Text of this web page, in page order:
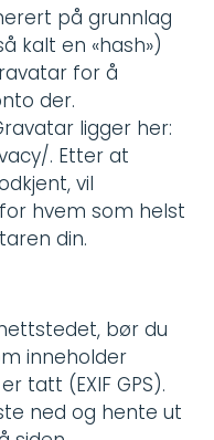
på grunnlag
kalt en «hash»)
for å
der.
ligger her:
. Etter at
vil
hvem som helst
din.
bør du
inneholder
tatt (EXIF GPS).
ned og hente ut